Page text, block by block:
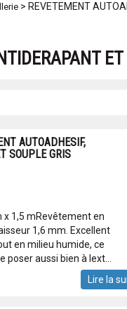
> REVETEMENT
AUTOADHESIF,
SOUPLE GRIS
x 1,5 mRevêtement en
1,6 mm. Excellent
en milieu humide, ce
aussi bien à lext...
Lire la